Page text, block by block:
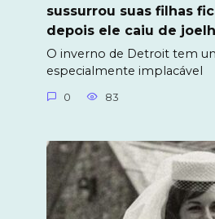
sussurrou suas filhas
depois ele caiu de
O inverno de Detroit tem
especialmente implacável
0 83